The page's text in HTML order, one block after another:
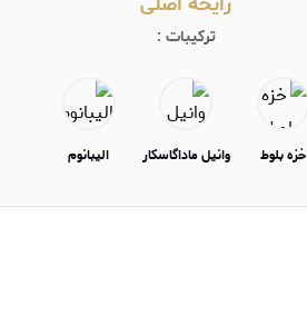
ترکیبات :
خزه بلوط وانیل ماداگاسکار الیبانوم